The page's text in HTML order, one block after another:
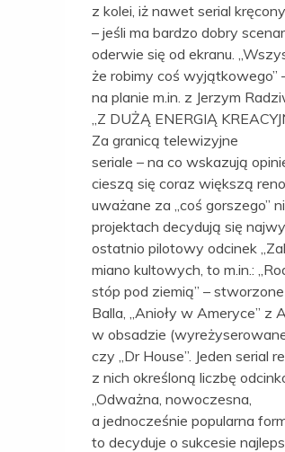
z kolei, iż nawet serial
– jeśli ma bardzo dobry
oderwie się od ekranu.
że robimy coś wyjątkowego”
na planie m.in. z Jerzym
„Z DUŻĄ ENERGIĄ
Za granicą telewizyjne
seriale – na co wskazują
cieszą się coraz większą
uważane za „coś gorszego”
projektach decydują się
ostatnio pilotowy odcinek
miano kultowych, to m.in.:
stóp pod ziemią” –
Balla, „Anioły w Ameryce” z
w obsadzie
czy „Dr House”. Jeden serial
z nich określoną liczbę
„Odważna, nowoczesna,
a jednocześnie popularna
to decyduje o sukcesie